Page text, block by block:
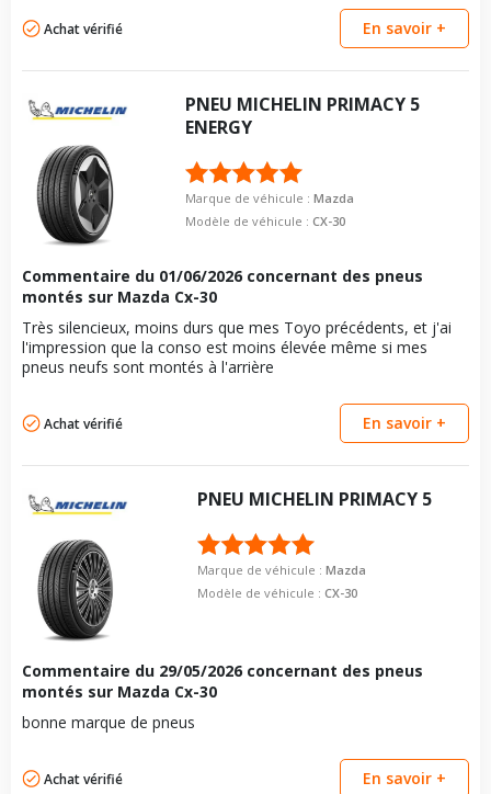
Achat vérifié En savoir +
PNEU MICHELIN PRIMACY 5
ENERGY
Marque de véhicule :Mazda
Modèle de véhicule :CX-30
Commentaire du 01/06/2026 concernant des pneus
montés sur Mazda Cx-30
Très silencieux, moins durs que mes Toyo précédents, et j'ai
l'impression que la conso est moins élevée même si mes
pneus neufs sont montés à l'arrière
Achat vérifié En savoir +
PNEU MICHELIN PRIMACY 5
Marque de véhicule : Mazda
Modèle de véhicule : CX-30
Commentaire du 29/05/2026 concernant des pneus
montés sur Mazda Cx-30
bonne marque de pneus
Achat vérifié En savoir +